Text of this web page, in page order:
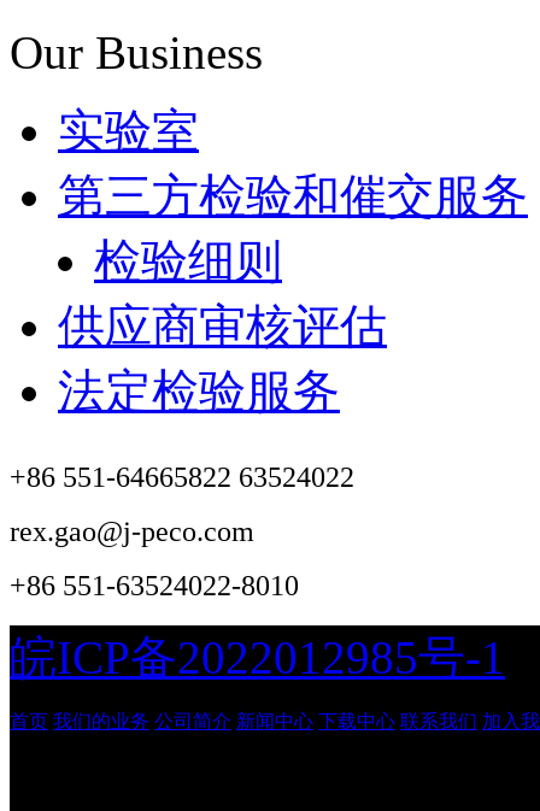
Our Business
实验室
第三方检验和催交服务
检验细则
供应商审核评估
法定检验服务
+86 551-64665822 63524022
rex.gao@j-peco.com
+86 551-63524022-8010
皖ICP备2022012985号-1
首页 我们的业务 公司简介 新闻中心 下载中心 联系我们 加入